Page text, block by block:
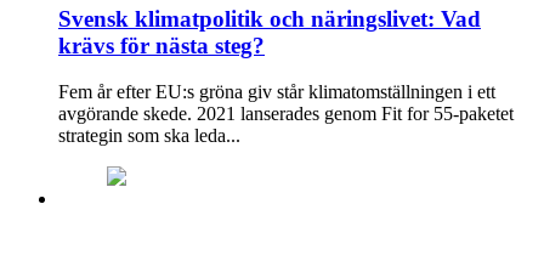
Svensk klimatpolitik och näringslivet: Vad
krävs för nästa steg?
Fem år efter EU:s gröna giv står klimatomställningen i ett
avgörande skede. 2021 lanserades genom Fit for 55-paketet
strategin som ska leda...